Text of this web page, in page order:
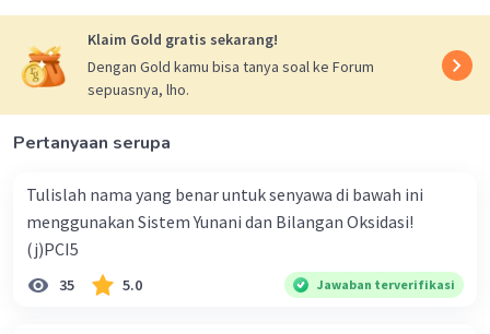
Klaim Gold gratis sekarang!
Dengan Gold kamu bisa tanya soal ke Forum
sepuasnya, lho.
Pertanyaan serupa
Tulislah nama yang benar untuk senyawa di bawah ini
menggunakan Sistem Yunani dan Bilangan Oksidasi!
(j)PCI5
35 5.0 Jawaban terverifikasi